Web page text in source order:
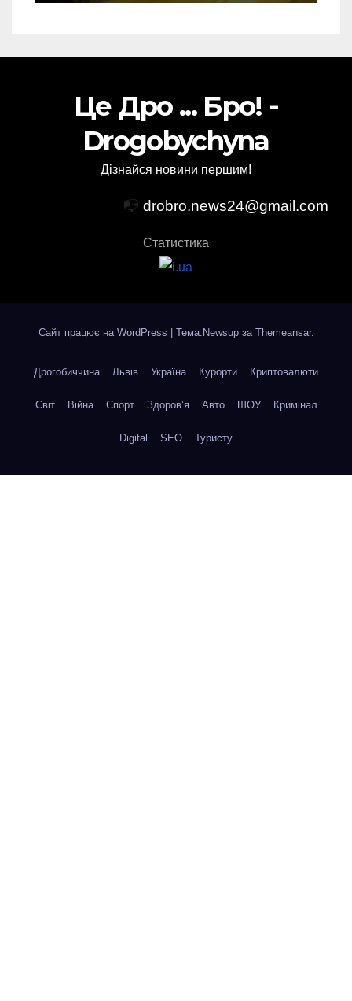
Це Дро ... Бро! -
Drogobychyna
Дізнайся новини першим!
📭 drobro.news24@gmail.com
Статистика
Сайт працює на WordPress | Тема:Newsup за Themeansar.
Дрогобиччина Львів Україна Курорти Криптовалюти
Світ Війна Спорт Здоров’я Авто ШОУ Кримінал
Digital SEO Туристу